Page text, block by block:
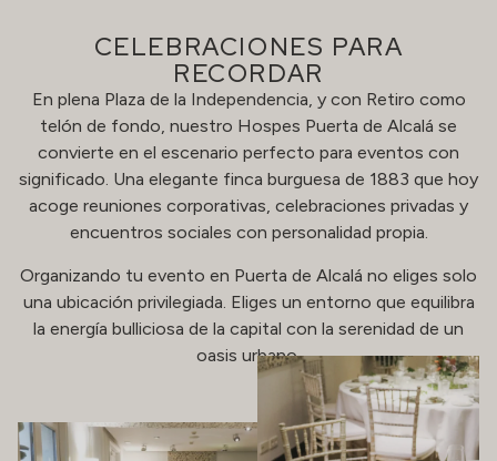
CELEBRACIONES PARA
RECORDAR
En plena Plaza de la Independencia, y con Retiro como
telón de fondo, nuestro Hospes Puerta de Alcalá se
convierte en el escenario perfecto para eventos con
significado. Una elegante finca burguesa de 1883 que hoy
acoge reuniones corporativas, celebraciones privadas y
encuentros sociales con personalidad propia.
Organizando tu evento en Puerta de Alcalá no eliges solo
una ubicación privilegiada. Eliges un entorno que equilibra
la energía bulliciosa de la capital con la serenidad de un
oasis urbano.